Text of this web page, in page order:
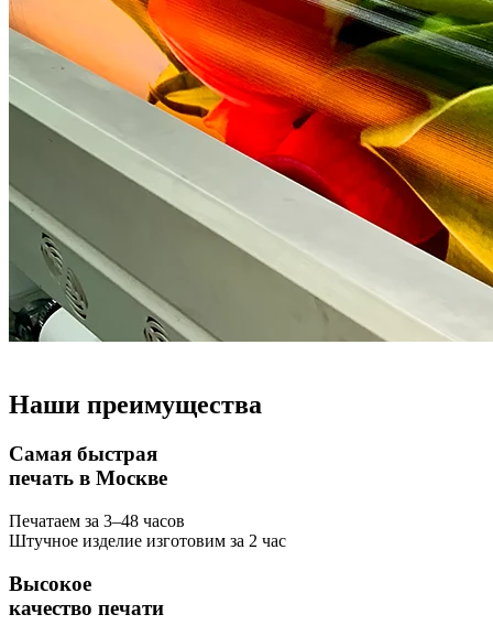
Наши преимущества
Самая быстрая
печать в Москве
Печатаем за 3–48 часов
Штучное изделие изготовим за 2 час
Высокое
качество печати